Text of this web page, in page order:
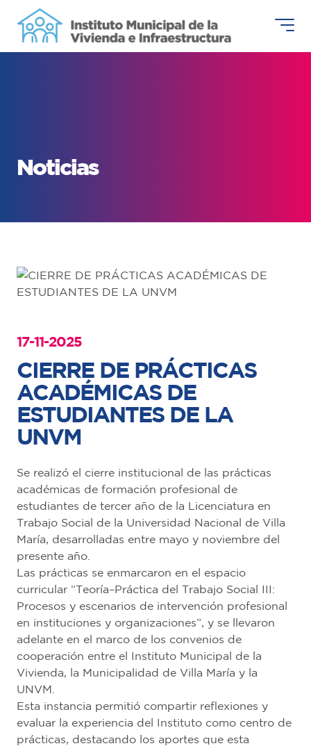
Noticias
17-11-2025
CIERRE DE PRÁCTICAS
ACADÉMICAS DE
ESTUDIANTES DE LA
UNVM
Se realizó el cierre institucional de las prácticas
académicas de formación profesional de
estudiantes de tercer año de la Licenciatura en
Trabajo Social de la Universidad Nacional de Villa
María, desarrolladas entre mayo y noviembre del
presente año.
Las prácticas se enmarcaron en el espacio
curricular “Teoría–Práctica del Trabajo Social III:
Procesos y escenarios de intervención profesional
en instituciones y organizaciones”, y se llevaron
adelante en el marco de los convenios de
cooperación entre el Instituto Municipal de la
Vivienda, la Municipalidad de Villa María y la
UNVM.
Esta instancia permitió compartir reflexiones y
evaluar la experiencia del Instituto como centro de
prácticas, destacando los aportes que esta